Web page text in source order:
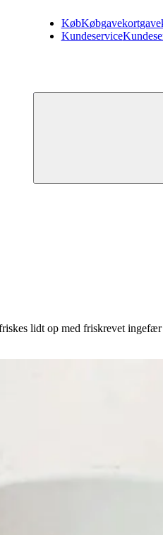
KøbKøbgavekort
Kundeservice
lidt op med friskrevet